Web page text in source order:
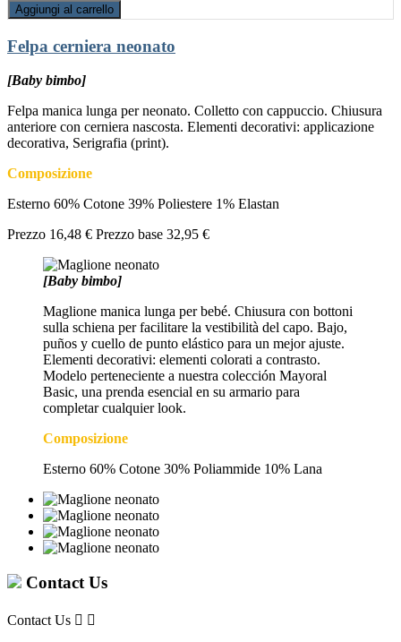
Aggiungi al carrello
Felpa cerniera neonato
[Baby bimbo]
Felpa manica lunga per neonato. Colletto con cappuccio. Chiusura
anteriore con cerniera nascosta. Elementi decorativi: applicazione
decorativa, Serigrafia (print).
Composizione
Esterno 60% Cotone 39% Poliestere 1% Elastan
Prezzo 16,48 € Prezzo base 32,95 €
[Baby bimbo]
Maglione manica lunga per bebé. Chiusura con bottoni
sulla schiena per facilitare la vestibilità del capo. Bajo,
puños y cuello de punto elástico para un mejor ajuste.
Elementi decorativi: elementi colorati a contrasto.
Modelo perteneciente a nuestra colección Mayoral
Basic, una prenda esencial en su armario para
completar cualquier look.
Composizione
Esterno 60% Cotone 30% Poliammide 10% Lana
Contact Us
Contact Us  